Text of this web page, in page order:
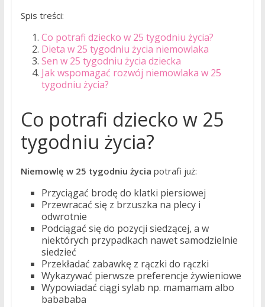
Spis treści:
Co potrafi dziecko w 25 tygodniu życia?
Dieta w 25 tygodniu życia niemowlaka
Sen w 25 tygodniu życia dziecka
Jak wspomagać rozwój niemowlaka w 25
tygodniu życia?
Co potrafi dziecko w 25
tygodniu życia?
Niemowlę w 25 tygodniu życia potrafi już:
Przyciągać brodę do klatki piersiowej
Przewracać się z brzuszka na plecy i
odwrotnie
Podciągać się do pozycji siedzącej, a w
niektórych przypadkach nawet samodzielnie
siedzieć
Przekładać zabawkę z rączki do rączki
Wykazywać pierwsze preferencje żywieniowe
Wypowiadać ciągi sylab np. mamamam albo
babababa